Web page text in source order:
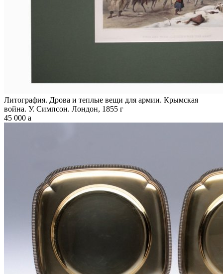
Литография. Дрова и теплые вещи для армии. Крымская
война. У. Симпсон. Лондон, 1855 г
45 000 a